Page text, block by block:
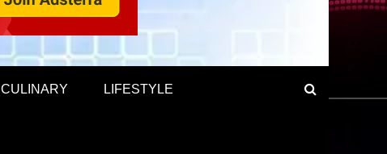
CULINARY LIFESTYLE